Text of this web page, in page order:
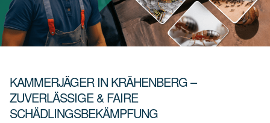
KAMMERJÄGER IN KRÄHENBERG –
ZUVERLÄSSIGE & FAIRE
SCHÄDLINGSBEKÄMPFUNG